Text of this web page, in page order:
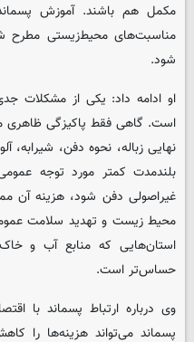
مکمل هم باشند. آموزش
مناسبت‌های محیط‌زیستی مطرح
شود.
او ادامه داد: یکی از مشکلات
است. گاهی فقط پاکیزگی ظاهری
نهایی زباله، نحوه دفن،
بلندمدت کمتر مورد توجه
غیراصولی دفن شود، هزینه آن
محیط زیست و تهدید سلامت
استان‌هایی که منابع آب و خاک
حساس‌تر است.
وی درباره ارتباط پسماند با
پسماند می‌تواند هزینه‌ها را